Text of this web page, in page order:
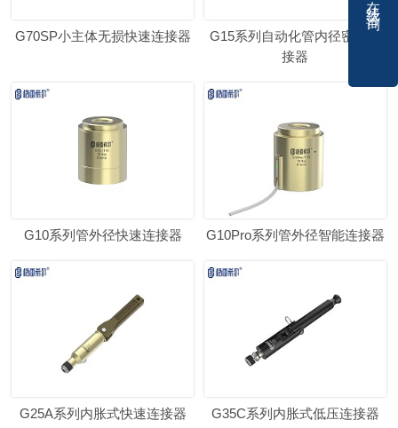
G70SP小主体无损快速连接器
G15系列自动化管内径密封连
接器
G10系列管外径快速连接器 G10Pro系列管外径智能连接器
G25A系列内胀式快速连接器 G35C系列内胀式低压连接器